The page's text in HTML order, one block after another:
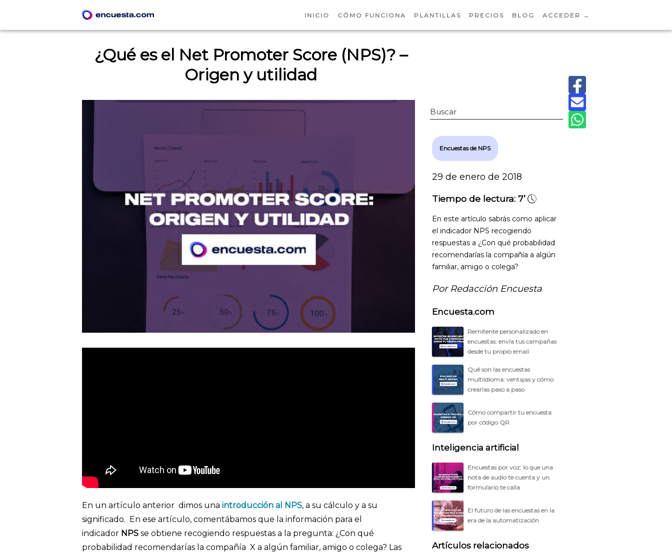
INICIO CÓMO FUNCIONA PLANTILLAS PRECIOS BLOG ACCEDER →
¿Qué es el Net Promoter Score (NPS)? –
Origen y utilidad
Buscar
En un artículo anterior dimos una introducción al NPS, a su cálculo y a su
significado. En ese artículo, comentábamos que la información para el
indicador NPS se obtiene recogiendo respuestas a la pregunta: ¿Con qué
probabilidad recomendarías la compañía X a algún familiar, amigo o colega? Las
Encuestas de NPS
29 de enero de 2018
Tiempo de lectura:7’
En este artículo sabrás como aplicar
el indicador NPS recogiendo
respuestas a ¿Con qué probabilidad
recomendarías la compañía a algún
familiar, amigo o colega?
Por Redacción Encuesta
Encuesta.com
Remitente personalizado en
encuestas: envía tus campañas
desde tu propio email
Qué son las encuestas
multiidioma: ventajas y cómo
crearlas paso a paso
Cómo compartir tu encuesta
por código QR
Inteligencia artificial
Encuestas por voz: lo que una
nota de audio te cuenta y un
formulario te calla
El futuro de las encuestas en la
era de la automatización
Artículos relacionados